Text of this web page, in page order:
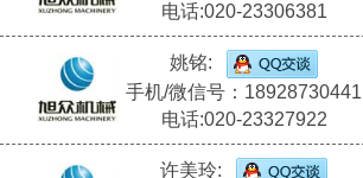
电话:020-23306381
姚铭:
手机/微信号：18928730441
电话:020-23327922
许美玲: